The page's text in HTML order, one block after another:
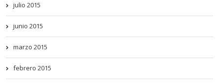
julio 2015
junio 2015
marzo 2015
febrero 2015